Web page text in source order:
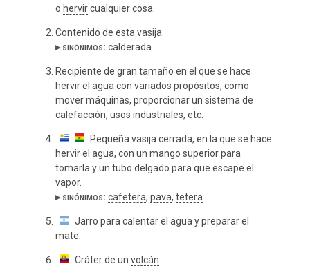
o hervircualquier cosa.
Contenido de esta vasija.
▸ sinónimos: calderada
Recipiente de gran tamaño en el que se hace
hervir el agua con variados propósitos, como
mover máquinas, proporcionar un sistema de
calefacción, usos industriales, etc.
Pequeña vasija cerrada, en la que se hace
hervir el agua, con un mango superior para
tomarla y un tubo delgado para que escape el
vapor.
▸ sinónimos: cafetera, pava, tetera
Jarro para calentar el agua y preparar el
mate.
Cráter de un volcán